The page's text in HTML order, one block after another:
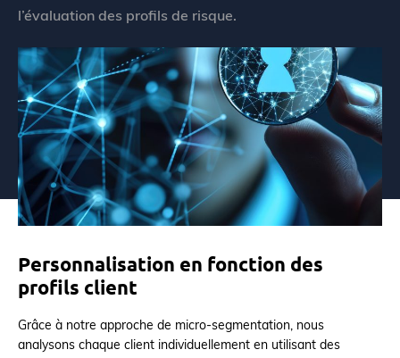
l’évaluation des profils de risque.
Personnalisation en fonction des
profils client
Grâce à notre approche de micro-segmentation, nous
analysons chaque client individuellement en utilisant des